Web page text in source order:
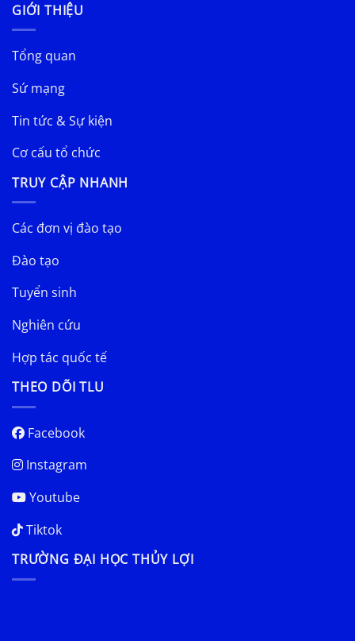
GIỚI THIỆU
Tổng quan
Sứ mạng
Tin tức & Sự kiện
Cơ cấu tổ chức
TRUY CẬP NHANH
Các đơn vị đào tạo
Đào tạo
Tuyển sinh
Nghiên cứu
Hợp tác quốc tế
THEO DÕI TLU
Facebook
Instagram
Youtube
Tiktok
TRƯỜNG ĐẠI HỌC THỦY LỢI